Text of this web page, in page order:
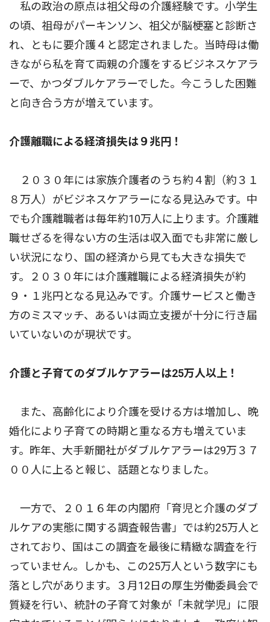
私の政治の原点は祖父母の介護経験です。小学生
の頃、祖母がパーキンソン、祖父が脳梗塞と診断さ
れ、ともに要介護４と認定されました。当時母は働
きながら私を育て両親の介護をするビジネスケアラ
ーで、かつダブルケアラーでした。今こうした困難
と向き合う方が増えています。
介護離職による経済損失は９兆円！
２０３０年には家族介護者のうち約４割（約３１
８万人）がビジネスケアラーになる見込みです。中
でも介護離職者は毎年約10万人に上ります。介護離
職せざるを得ない方の生活は収入面でも非常に厳し
い状況になり、国の経済から見ても大きな損失で
す。２０３０年には介護離職による経済損失が約
９・１兆円となる見込みです。介護サービスと働き
方のミスマッチ、あるいは両立支援が十分に行き届
いていないのが現状です。
介護と子育てのダブルケアラーは25万人以上！
また、高齢化により介護を受ける方は増加し、晩
婚化により子育ての時期と重なる方も増えていま
す。昨年、大手新聞社がダブルケアラーは29万３７
００人に上ると報じ、話題となりました。
一方で、２０１６年の内閣府「育児と介護のダブ
ルケアの実態に関する調査報告書」では約25万人と
されており、国はこの調査を最後に精緻な調査を行
っていません。しかも、この25万人という数字にも
落とし穴があります。３月12日の厚生労働委員会で
質疑を行い、統計の子育て対象が「未就学児」に限